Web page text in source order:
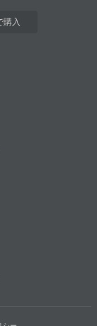
購入